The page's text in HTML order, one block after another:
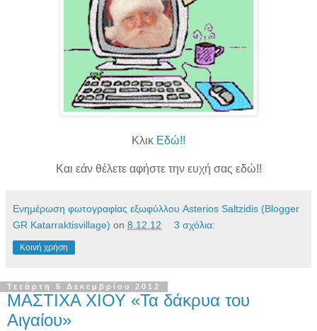
Κλικ Εδώ!!
Και εάν θέλετε αφήστε την ευχή σας εδώ!!
Ενημέρωση φωτογραφίας εξωφύλλου Asterios Saltzidis (Blogger
GR Katarraktisvillage) on 8.12.12 3 σχόλια:
Κοινή χρήση
Τετάρτη 5 Δεκεμβρίου 2012
ΜΑΣΤΙΧΑ ΧΙΟΥ «Τα δάκρυα του
Αιγαίου»